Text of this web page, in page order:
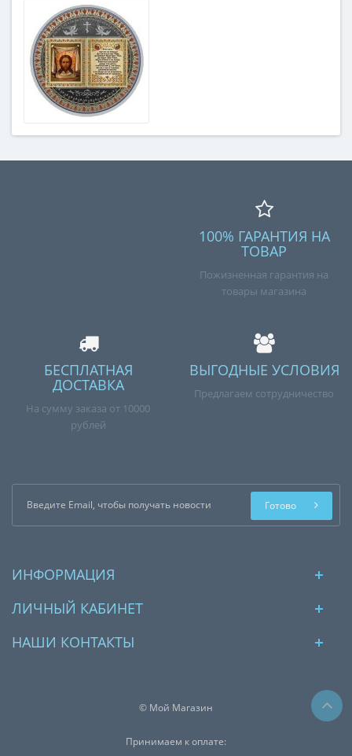
100% ГАРАНТИЯ НА
ТОВАР
Пожизненная гарантия на
товары магазина
БЕСПЛАТНАЯ
ДОСТАВКА
На сумму заказа от 10000
рублей
ВЫГОДНЫЕ УСЛОВИЯ
Предлагаем сотрудничество
Готово
ИНФОРМАЦИЯ
ЛИЧНЫЙ КАБИНЕТ
НАШИ КОНТАКТЫ
© Мой Магазин
Принимаем к оплате: